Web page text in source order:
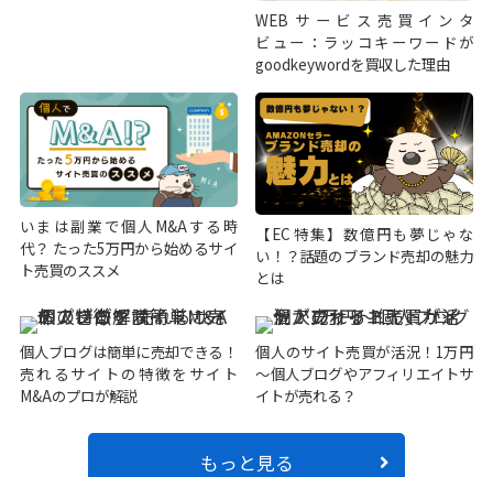
WEBサービス売買インタ
ビュー：ラッコキーワードが
goodkeywordを買収した理由
いまは副業で個人M&Aする時
代？ たった5万円から始めるサイ
ト売買のススメ
【EC特集】数億円も夢じゃな
い！？話題のブランド売却の魅力
とは
個人ブログは簡単に売却できる！
売れるサイトの特徴をサイト
M&Aのプロが解説
個人のサイト売買が活況！1万円
～個人ブログやアフィリエイトサ
イトが売れる？
もっと見る